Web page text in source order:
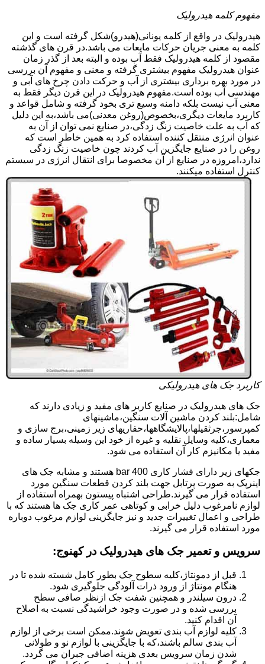
مفهوم کلمه هیدرولیک
هیدرولیک در واقع از کلمه یونانی(هیدرو)شکل گرفته است و این
کلمه به معنی جریان حرکات مایعات می باشد.در قرن های گذشته
مقصود از کلمه هیدرولیک فقط آب بوده و البته بعد از گذر زمان
عنوان هیدرولیک مفهوم بیشتری گرفته و معنی و مفهوم آن بررسی
در مورد بهره برداری بیشتری از آب و حرکت دادن چرخ های آبی و
مهندسی آب بوده است.مفهوم هیدرولیک در این قرن دیگر فقط به
معنی آب نیست بلکه دامنه وسیع تری بخود گرفته و شامل قواعد و
کاربرد مایعات دیگری،بخصوص(روغن معدنی)می باشد،به این دلیل
که آب به علت خاصیت زنگ زدگی،در صنایع نمی توان از آن به
عنوان انرژی منتقل کننده استفاده کرد به همین خاطر است که
روغن را در صنایع جایگزین آب کردند چون خاصیت زنگ زدگی
ندارد،امروزه در صنایع از آن مخصوصا برای انتقال انرژی در سیستم
کنترل استفاده میکنند.
کاربرد جک های هیدرولیکی
جک های هیدرولیک در صنایع کاربر های مفید و زیادی دارند که
شامل:بلند کردن ماشین آلات سنگین،ماشینهای
کمپرسور،جرثقیلها،پالایشگاهها،حفاریهای زیر زمینی،برج سازی و
معماری،کلیه وسایل نقلیه و غیره از خود این وسیله بسیار ساده و
مفید یا مکانیزم کار آن استفاده می شود.
جکهای زیر دارای فشار کاری 400 bar هستند و مشابه جک های
اینرپک به صورت پرتابل جهت بلند کردن قطعات سنگین مورد
استفاده قرار می گیرند.طراحی اشتباه پیستون بهمراه استفاده از
لوازم نامرغوب دلیل خرابی و کوتاهی عمر کاری جک ها هستند که با
طراحی و اعمال تغییرات جدید و نیز جایگزینی لوازم مرغوب دوباره
مورد استفاده قرار می گیرند.
سرویس و تعمیر جک های هیدرولیک در کهنوج:
قبل از دمونتاژ،کلیه سطوح جک بطور کامل شسته شده تا در
هنگام مونتاژ از ورود ذرات آلودگی جلوگیری شود.
درون سیلندر و همچنین شفت جک ازنظر صافی سطح
بررسی شده و در صورت وجود خراشیدگی نسبت به اصلاح
آن اقدام کنید.
کلیه لوازم آب بندی تعویض شوند.ممکن است برخی از لوازم
آب بندی سالم باشند،که با جایگزینی با لوازم نو و طولانی
شدن زمان سرویس بعدی هزینه اضافی جبران می گردد.